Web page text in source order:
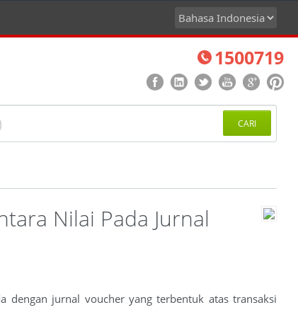
1500719
CARI
Nilai Pada Jurnal
dengan jurnal voucher yang terbentuk atas transaksi